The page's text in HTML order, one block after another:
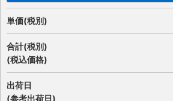
単価(税別)
合計(税別)
(税込価格)
出荷日
(参考出荷日)